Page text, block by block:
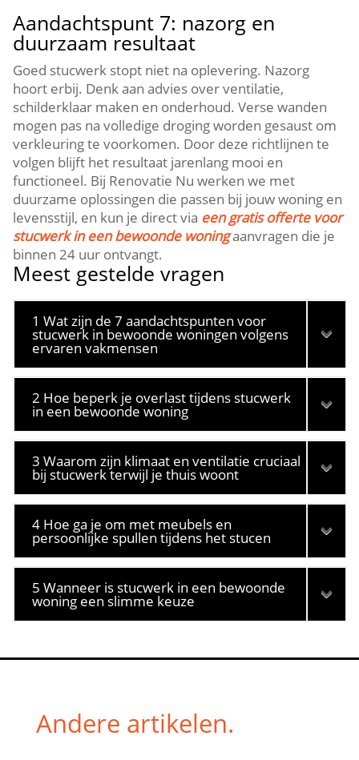
Aandachtspunt 7: nazorg en
duurzaam resultaat
Goed stucwerk stopt niet na oplevering.​ Nazorg
hoort erbij.​ Denk aan advies over ventilatie,
schilderklaar maken en onderhoud.​ Verse wanden
mogen pas na volledige droging worden gesaust om
verkleuring te voorkomen.​ Door deze richtlijnen te
volgen blijft het resultaat jarenlang mooi en
functioneel.​ Bij Renovatie Nu werken we met
duurzame oplossingen die passen bij jouw woning en
levensstijl, en kun je direct via een gratis offerte voor
stucwerk in een bewoonde woningaanvragen die je
binnen 24 uur ontvangt.​
Meest gestelde vragen
1 Wat zijn de 7 aandachtspunten voor
stucwerk in bewoonde woningen volgens
ervaren vakmensen
2 Hoe beperk je overlast tijdens stucwerk
in een bewoonde woning
3 Waarom zijn klimaat en ventilatie cruciaal
bij stucwerk terwijl je thuis woont
4 Hoe ga je om met meubels en
persoonlijke spullen tijdens het stucen
5 Wanneer is stucwerk in een bewoonde
woning een slimme keuze
Andere artikelen.